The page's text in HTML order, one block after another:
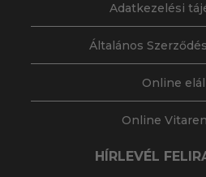
Adatkezelési
Általános
Online
Online
HÍRLEVÉL